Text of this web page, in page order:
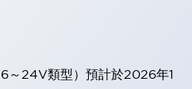
～24V類型）預計於2026年1